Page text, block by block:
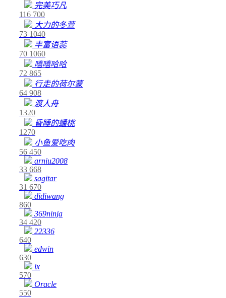
完美巧凡
116 700
大力的冬萱
73 1040
丰富语蕊
70 1060
嘻嘻哈哈
72 865
行走的荷尔蒙
64 908
渡人舟
1320
昏睡的蟠桃
1270
小鱼爱吃肉
56 450
arniu2008
33 668
sagitar
31 670
didiwang
860
369ninja
34 420
22336
640
edwin
630
lx
570
Oracle
550